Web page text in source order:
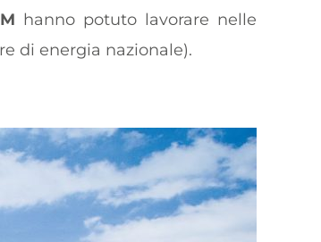
hanno potuto lavorare nelle
di energia nazionale).